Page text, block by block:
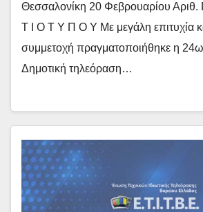
Θεσσαλονίκη 20 Φεβρουαρίου
Τ Ι Ο Τ Υ Π Ο Υ Με μεγάλη επιτυχία
συμμετοχή πραγματοποιήθηκε η
Δημοτική τηλεόραση…